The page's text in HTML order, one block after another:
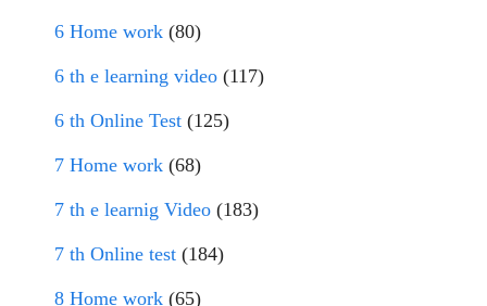
6 Home work (80)
6 th e learning video (117)
6 th Online Test (125)
7 Home work (68)
7 th e learnig Video (183)
7 th Online test (184)
8 Home work (65)